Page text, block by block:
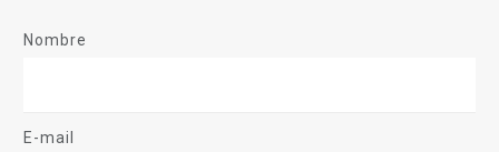
Nombre
E-mail